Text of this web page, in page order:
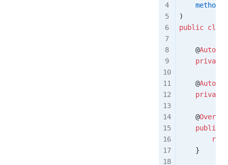
    method
)
public class
    @
    private
    @
    private
    @
    public
    }